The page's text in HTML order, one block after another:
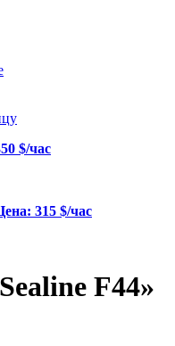
$/час
315 $/час
F44»